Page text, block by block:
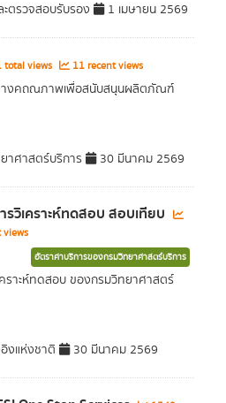
ตรวจสอบรับรอง 1 เมษายน 2569
total views 11 recent views
างคถณภาพเพื่อสนับสนุนผลิตภัณฑ์
าศาสตร์บริการ 30 มีนาคม 2569
รวิเคราะห์ทดสอบ สอบเทียบ
views
อัตราค่าบริการของกรมวิทยาศาสตร์บริการ
คราะห์ทดสอบ ของกรมวิทยาศาสตร์
งแห่งชาติ 30 มีนาคม 2569